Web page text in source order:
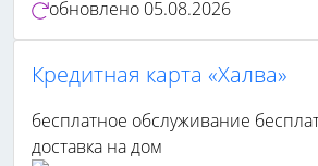
обновлено 05.08.2026
Кредитная карта «Халва»
бесплатное обслуживание
доставка на дом